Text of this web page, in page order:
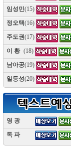
임성민(15)
정오택(16)
주도권(17)
이 황 (18)
남아공(19)
일등성(20)
영 광
독 파